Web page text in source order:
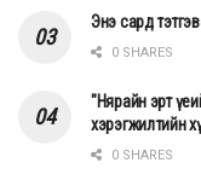
Энэ сард
0 SHARES
"Нярайн эрт
хэрэгжилтийн
0 SHARES